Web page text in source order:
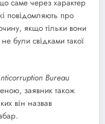
саме через характер
повідомляють про
якщо тільки вони
були свідками такої
Bureau
заявник також
він назвав